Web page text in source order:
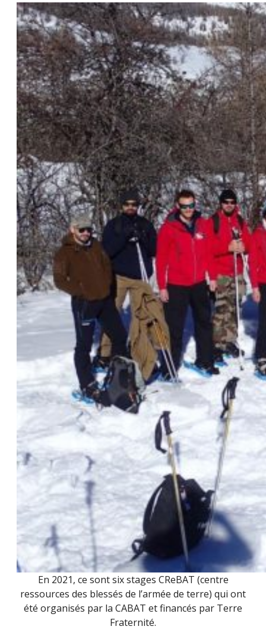
En 2021, ce sont six stages CReBAT (centre
ressources des blessés de l’armée de terre) qui ont
été organisés par la CABAT et financés par Terre
Fraternité.